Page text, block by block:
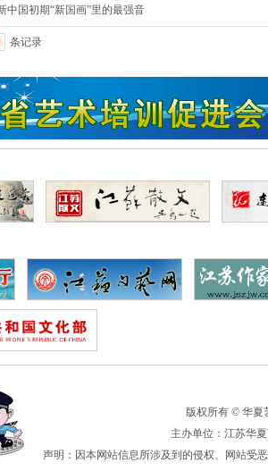
中国初期“新国画”里的最强音
条记录
版权所有 © 华夏
主办单位：江苏华
声明：因本网站信息所涉及到的侵权、网站受